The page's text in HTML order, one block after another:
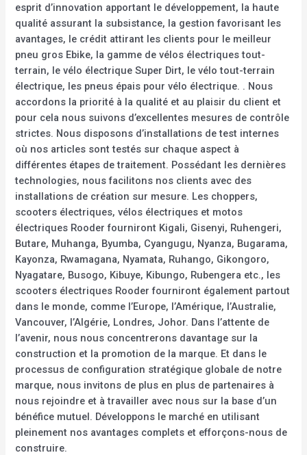
esprit d’innovation apportant le développement, la haute
qualité assurant la subsistance, la gestion favorisant les
avantages, le crédit attirant les clients pour le meilleur
pneu gros Ebike, la gamme de vélos électriques tout-
terrain, le vélo électrique Super Dirt, le vélo tout-terrain
électrique, les pneus épais pour vélo électrique. . Nous
accordons la priorité à la qualité et au plaisir du client et
pour cela nous suivons d’excellentes mesures de contrôle
strictes. Nous disposons d’installations de test internes
où nos articles sont testés sur chaque aspect à
différentes étapes de traitement. Possédant les dernières
technologies, nous facilitons nos clients avec des
installations de création sur mesure. Les choppers,
scooters électriques, vélos électriques et motos
électriques Rooder fourniront Kigali, Gisenyi, Ruhengeri,
Butare, Muhanga, Byumba, Cyangugu, Nyanza, Bugarama,
Kayonza, Rwamagana, Nyamata, Ruhango, Gikongoro,
Nyagatare, Busogo, Kibuye, Kibungo, Rubengera etc., les
scooters électriques Rooder fourniront également partout
dans le monde, comme l’Europe, l’Amérique, l’Australie,
Vancouver, l’Algérie, Londres, Johor. Dans l’attente de
l’avenir, nous nous concentrerons davantage sur la
construction et la promotion de la marque. Et dans le
processus de configuration stratégique globale de notre
marque, nous invitons de plus en plus de partenaires à
nous rejoindre et à travailler avec nous sur la base d’un
bénéfice mutuel. Développons le marché en utilisant
pleinement nos avantages complets et efforçons-nous de
construire.